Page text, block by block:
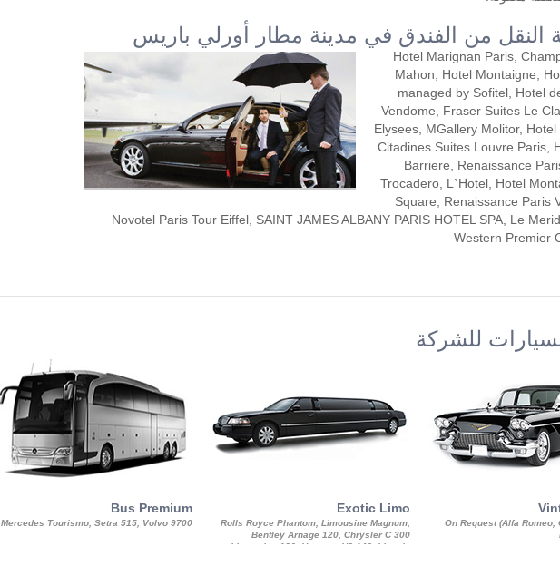
من الفندق في مدينة مطار أورلي باريس
Hotel Marignan Paris,
Mahon, Hotel Montaigne,
managed by Sofitel, Hotel
Vendome, Fraser Suites Le
Elysees, MGallery Molitor, Hotel
Citadines Suites Louvre Paris,
Barriere, Renaissance
Trocadero, L`Hotel, Hotel
Square, Renaissance Paris
Novotel Paris Tour Eiffel, SAINT JAMES ALBANY PARIS HOTEL SPA, Le
Western Premier
للشركة
Bus Premium
Mercedes Tourismo, Setra 515, Volvo 9700
Exotic Limo
Rolls Royce Phantom, Limousine Magnum,
Bentley Arnage 120, Chrysler C 300
Limousine 130, Hummer H3 140, Lincoln
On Request (Alfa Romeo,